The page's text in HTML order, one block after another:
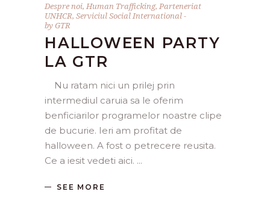
Despre noi, Human Trafficking, Parteneriat
UNHCR, Serviciul Social International
byGTR
HALLOWEEN PARTY
LA GTR
Nu ratam nici un prilej prin
intermediul caruia sa le oferim
benficiarilor programelor noastre clipe
de bucurie. Ieri am profitat de
halloween. A fost o petrecere reusita.
Ce a iesit vedeti aici.
SEE MORE